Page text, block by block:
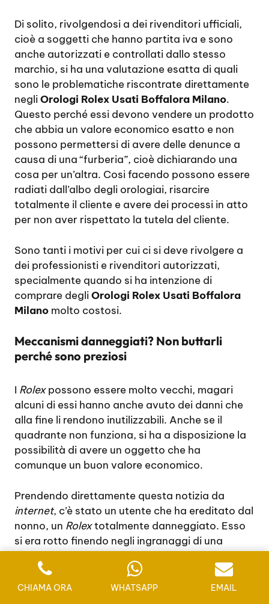
Di solito, rivolgendosi a dei rivenditori ufficiali,
cioè a soggetti che hanno partita iva e sono
anche autorizzati e controllati dallo stesso
marchio, si ha una valutazione esatta di quali
sono le problematiche riscontrate direttamente
negliOrologi Rolex Usati Boffalora Milano.
Questo perché essi devono vendere un prodotto
che abbia un valore economico esatto e non
possono permettersi di avere delle denunce a
causa di una “furberia”, cioè dichiarando una
cosa per un’altra. Cosi facendo possono essere
radiati dall’albo degli orologiai, risarcire
totalmente il cliente e avere dei processi in atto
per non aver rispettato la tutela del cliente.
Sono tanti i motivi per cui ci si deve rivolgere a
dei professionisti e rivenditori autorizzati,
specialmente quando si ha intenzione di
comprare degliOrologi Rolex Usati Boffalora
Milano molto costosi.
Meccanismi danneggiati? Non buttarli
perché sono preziosi
I Rolexpossono essere molto vecchi, magari
alcuni di essi hanno anche avuto dei danni che
alla fine li rendono inutilizzabili. Anche se il
quadrante non funziona, si ha a disposizione la
possibilità di avere un oggetto che ha
comunque un buon valore economico.
Prendendo direttamente questa notizia da
internet, c’è stato un utente che ha ereditato dal
nonno, un Rolextotalmente danneggiato. Esso
si era rotto finendo negli ingranaggi di una
trebbiatrice. Ciò nonostante, anche se l’esterno
era rovinato, i pezzi di ricambio erano ancora
buoni e soprattutto originali.
CHIAMA ORA WHATSAPP EMAIL